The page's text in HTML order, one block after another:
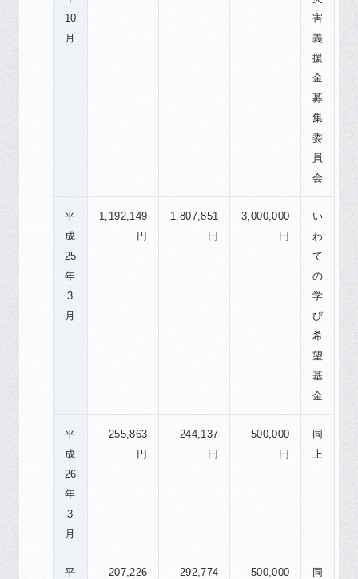
10
月
害
義
援
金
募
集
委
員
会
平
成
25
年
3
月
1,192,149
円
1,807,851
円
3,000,000
円
い
わ
て
の
学
び
希
望
基
金
平
成
26
年
3
月
255,863
円
244,137
円
500,000
円
同
上
平
207,226
292,774
500,000
同